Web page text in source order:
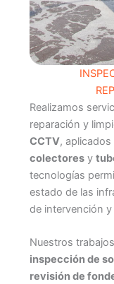
Realizamos
reparación y
CCTV, aplicados
colectoresy
tecnologías
estado de las
de intervención
Nuestros
inspección de
revisión de